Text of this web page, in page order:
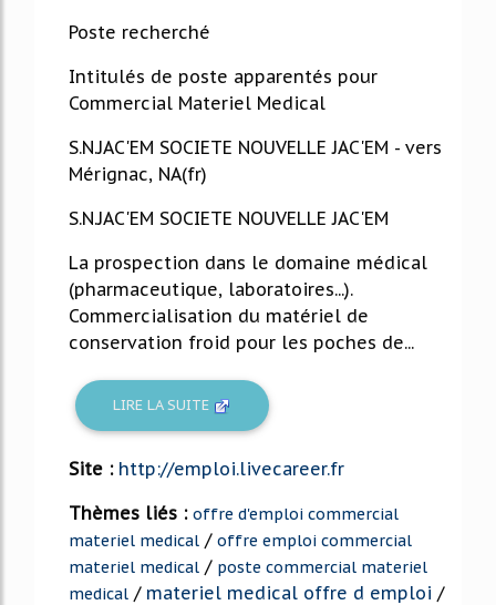
Poste recherché
Intitulés de poste apparentés pour
Commercial Materiel Medical
S.N.JAC'EM SOCIETE NOUVELLE JAC'EM - vers
Mérignac, NA(fr)
S.N.JAC'EM SOCIETE NOUVELLE JAC'EM
La prospection dans le domaine médical
(pharmaceutique, laboratoires...).
Commercialisation du matériel de
conservation froid pour les poches de...
LIRE LA SUITE
Site : http://emploi.livecareer.fr
Thèmes liés : offre d'emploi commercial
materiel medical / offre emploi commercial
materiel medical / poste commercial materiel
medical / materiel medical offre d emploi /